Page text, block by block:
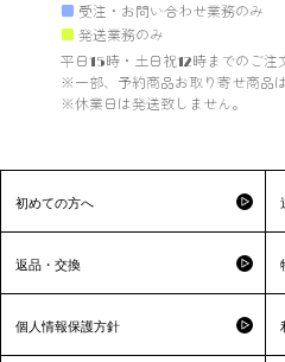
■ 受注・お問い合わせ業務のみ
■ 発送業務のみ
平日15時・土日祝12時までのご注
※一部、予約商品お取り寄せ商品
※休業日は発送致しません。
初めての方へ
返品・交換
個人情報保護方針